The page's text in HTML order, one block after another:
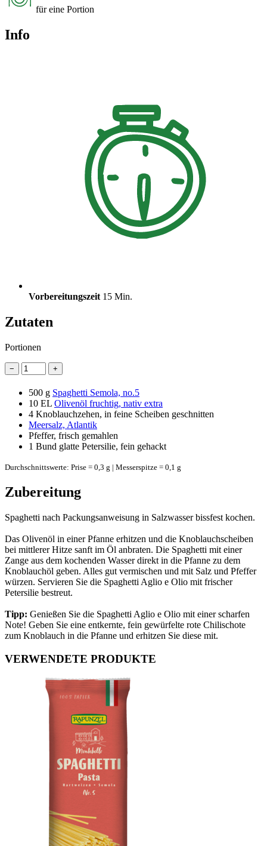
für eine Portion
Info
Vorbereitungszeit 15 Min.
Zutaten
Portionen
− +
500 g Spaghetti Semola, no.5
10 EL Olivenöl fruchtig, nativ extra
4 Knoblauchzehen, in feine Scheiben geschnitten
Meersalz, Atlantik
Pfeffer, frisch gemahlen
1 Bund glatte Petersilie, fein gehackt
Durchschnittswerte: Prise = 0,3 g | Messerspitze = 0,1 g
Zubereitung
Spaghetti nach Packungsanweisung in Salzwasser bissfest kochen.
Das Olivenöl in einer Pfanne erhitzen und die Knoblauchscheiben
bei mittlerer Hitze sanft im Öl anbraten. Die Spaghetti mit einer
Zange aus dem kochenden Wasser direkt in die Pfanne zu dem
Knoblauchöl geben. Alles gut vermischen und mit Salz und Pfeffer
würzen. Servieren Sie die Spaghetti Aglio e Olio mit frischer
Petersilie bestreut.
Tipp: Genießen Sie die Spaghetti Aglio e Olio mit einer scharfen
Note! Geben Sie eine entkernte, fein gewürfelte rote Chilischote
zum Knoblauch in die Pfanne und erhitzen Sie diese mit.
VERWENDETE PRODUKTE